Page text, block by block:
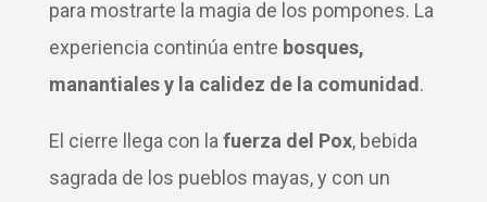
para mostrarte la magia de los pompones. La
experiencia continúa entre bosques,
manantiales y la calidez de la comunidad.
El cierre llega con lafuerza del Pox, bebida
sagrada de los pueblos mayas, y con un